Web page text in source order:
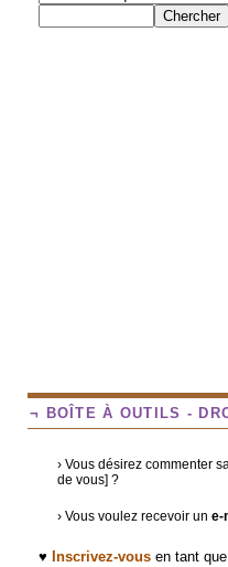
¬ BOÎTE À OUTILS -
› Vous désirez commenter
de vous] ?
› Vous voulez recevoir un e-
♥ Inscrivez-vous en tant